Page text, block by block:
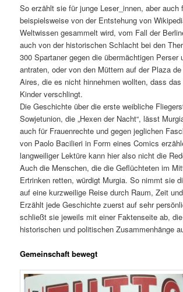
So erzählt sie für junge Leser_innen, aber auch
beispielsweise von der Entstehung von
Weltwissen gesammelt wird, vom Fall der
auch von der historischen Schlacht bei den
300 Spartaner gegen die übermächtigen Perser
antraten, oder von den Müttern auf der Plaza
Aires, die es nicht hinnehmen wollten, dass
Kinder verschlingt.
Die Geschichte über die erste weibliche
Sowjetunion, die „Hexen der Nacht“, lässt
auch für Frauenrechte und gegen jeglichen
von Paolo Bacilieri in Form eines Comics
langweiliger Lektüre kann hier also nicht die
Auch die Menschen, die die Geflüchteten im
Ertrinken retten, würdigt Murgia. So nimmt sie
auf eine kurzweilige Reise durch Raum, Zeit
Erzählt jede Geschichte zuerst auf sehr
schließt sie jeweils mit einer Faktenseite ab,
historischen und politischen Zusammenhänge
Gemeinschaft bewegt